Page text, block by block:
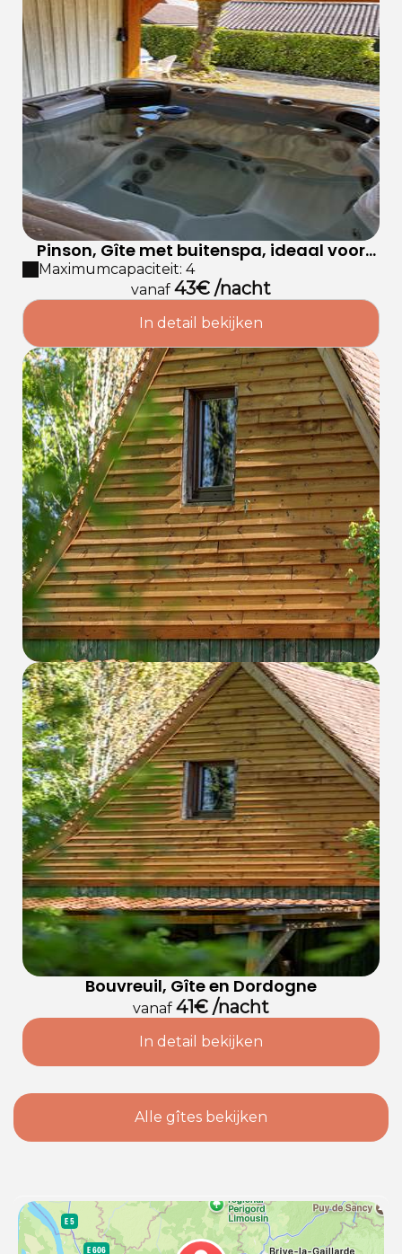
Pinson, Gîte met buitenspa, ideaal voor
stellen
Maximumcapaciteit: 4
vanaf 43€ /nacht
In detail bekijken
Bouvreuil, Gîte en Dordogne
vanaf 41€ /nacht
In detail bekijken
Alle gîtes bekijken